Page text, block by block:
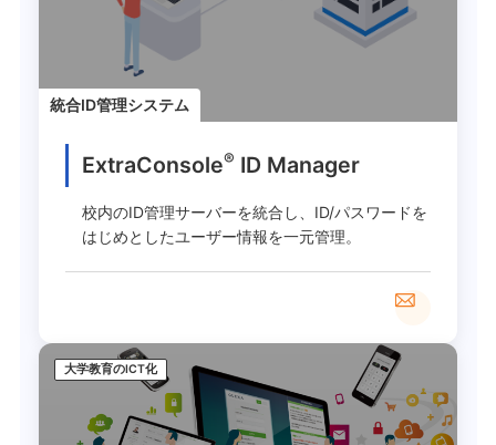
統合ID管理システム
ExtraConsole® ID Manager
校内のID管理サーバーを統合し、ID/パスワードを
はじめとしたユーザー情報を一元管理。
大学教育のICT化